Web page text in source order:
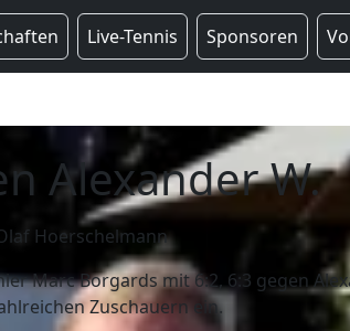
Live-Tennis Sponsoren
Alexander W.
Hoerschelmann
Marc Borgards mit 6:2, 6:3 gegen
Zuschauern ein.